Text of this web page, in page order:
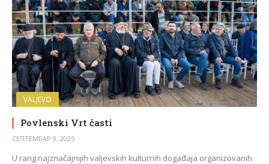
VALJEVO
Povlenski Vrt časti
СЕПТЕМБАР 9, 2025
U rang najznačajnijih valjevskih kulturnih događaja organizovanih